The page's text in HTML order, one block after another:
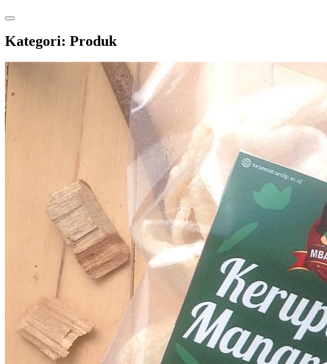
Kategori: Produk